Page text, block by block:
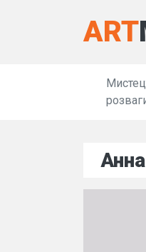
ART